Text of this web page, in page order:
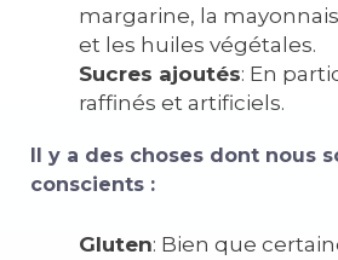
margarine, la
et les huiles végétales.
Sucres ajoutés: En
raffinés et artificiels.
Il y a des choses dont nous
conscients :
Gluten: Bien que